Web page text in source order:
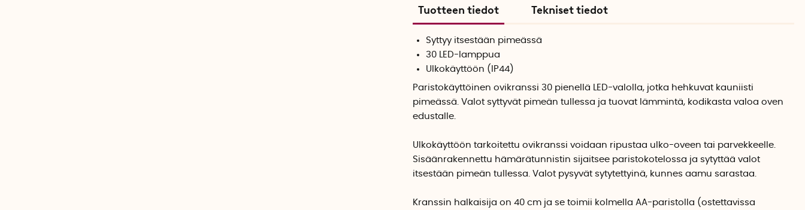
Tuotteen tiedot Tekniset tiedot
Syttyy itsestään pimeässä
30 LED-lamppua
Ulkokäyttöön (IP44)
Paristokäyttöinen ovikranssi 30 pienellä LED-valolla, jotka hehkuvat kauniisti
pimeässä. Valot syttyvät pimeän tullessa ja tuovat lämmintä, kodikasta valoa oven
edustalle.
Ulkokäyttöön tarkoitettu ovikranssi voidaan ripustaa ulko-oveen tai parvekkeelle.
Sisäänrakennettu hämärätunnistin sijaitsee paristokotelossa ja sytyttää valot
itsestään pimeän tullessa. Valot pysyvät sytytettyinä, kunnes aamu sarastaa.
Kranssin halkaisija on 40 cm ja se toimii kolmella AA-paristolla (ostettavissa